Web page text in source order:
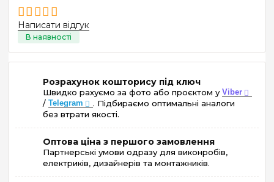
Написати відгук
Розрахунок кошторису під ключ
Швидко рахуємо за фото або проєктом у Viber
/ Telegram
. Підбираємо оптимальні аналоги
без втрати якості.
Оптова ціна з першого замовлення
Партнерські умови одразу для виконробів,
електриків, дизайнерів та монтажників.